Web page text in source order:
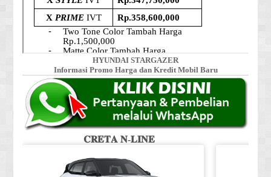
HYUNDAI STARGAZER
Informasi Promo Harga dan Kredit Mobil Baru
𝐂𝐑𝐄𝐓𝐀 𝐍-𝐋𝐈𝐍𝐄